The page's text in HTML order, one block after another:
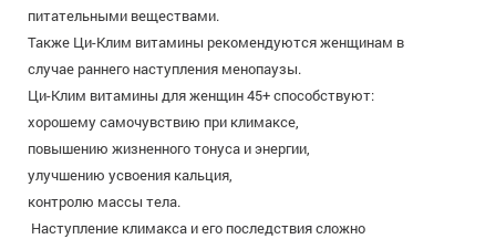
питательными веществами.
Также Ци-Клим витамины рекомендуются женщинам в
случае раннего наступления менопаузы.
Ци-Клим витамины для женщин 45+ способствуют:
хорошему самочувствию при климаксе,
повышению жизненного тонуса и энергии,
улучшению усвоения кальция,
контролю массы тела.
Наступление климакса и его последствия сложно